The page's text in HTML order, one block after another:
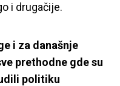
i drugačije.
i za današnje
prethodne gde su
politiku